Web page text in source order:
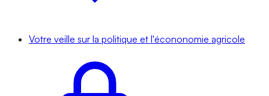
Votre veille sur la politique et l'écononomie agricole